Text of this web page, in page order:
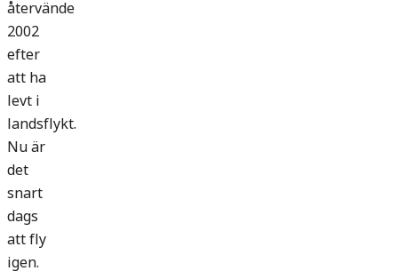
återvände
2002
efter
att ha
levt i
landsflykt.
Nu är
det
snart
dags
att fly
igen.